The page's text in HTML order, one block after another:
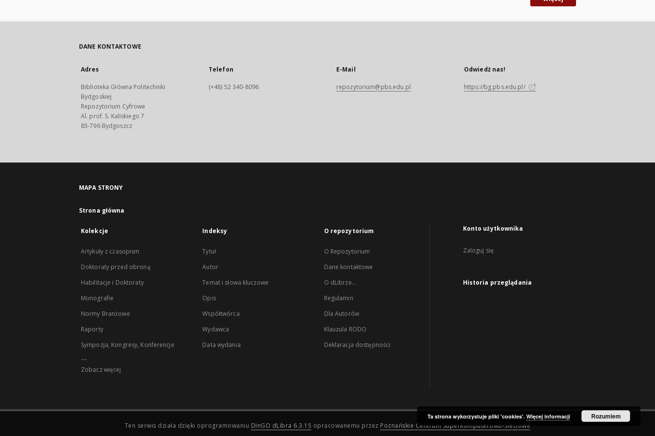
DANE KONTAKTOWE
Adres
Biblioteka Główna Politechniki
Bydgoskiej
Repozytorium Cyfrowe
Al. prof. S. Kaliskiego 7
85-796 Bydgoszcz
Telefon
(+48) 52 340-8096
E-Mail
repozytorium@pbs.edu.pl
Odwiedź nas!
https://bg.pbs.edu.pl/
MAPA STRONY
Strona główna
Kolekcje
Artykuły z czasopism
Doktoraty przed obroną
Habilitacje i Doktoraty
Monografie
Normy Branżowe
Raporty
Sympozja, Kongresy, Konferencje
...
Zobacz więcej
Indeksy
Tytuł
Autor
Temat i słowa kluczowe
Opis
Współtwórca
Wydawca
Data wydania
O repozytorium
O Repozytorium
Dane kontaktowe
O dLibrze...
Regulamin
Dla Autorów
Klauzula RODO
Deklaracja dostępności
Konto użytkownika
Zaloguj się
Historia przeglądania
Ten serwis działa dzięki oprogramowaniu DInGO dLibra 6.3.15 opracowanemu przez Poznańskie Centrum Superkomputerowo-Sieciowe
Ta strona wykorzystuje pliki 'cookies'. Więcej informacji Rozumiem